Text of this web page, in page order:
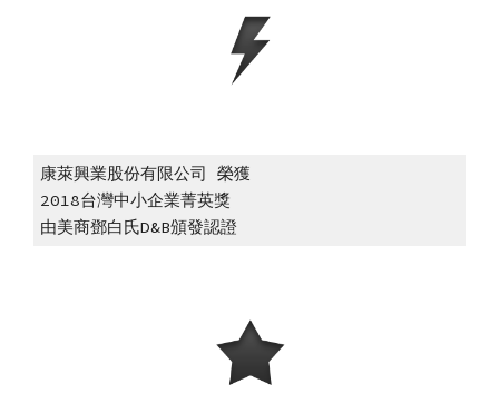
康萊興業股份有限公司 榮獲
2018台灣中小企業菁英獎
由美商鄧白氏D&B頒發認證